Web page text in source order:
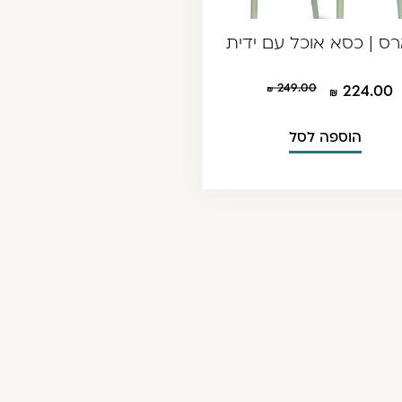
| כסא אוכל עם ידית
224.00
249.00
הוספה לסל